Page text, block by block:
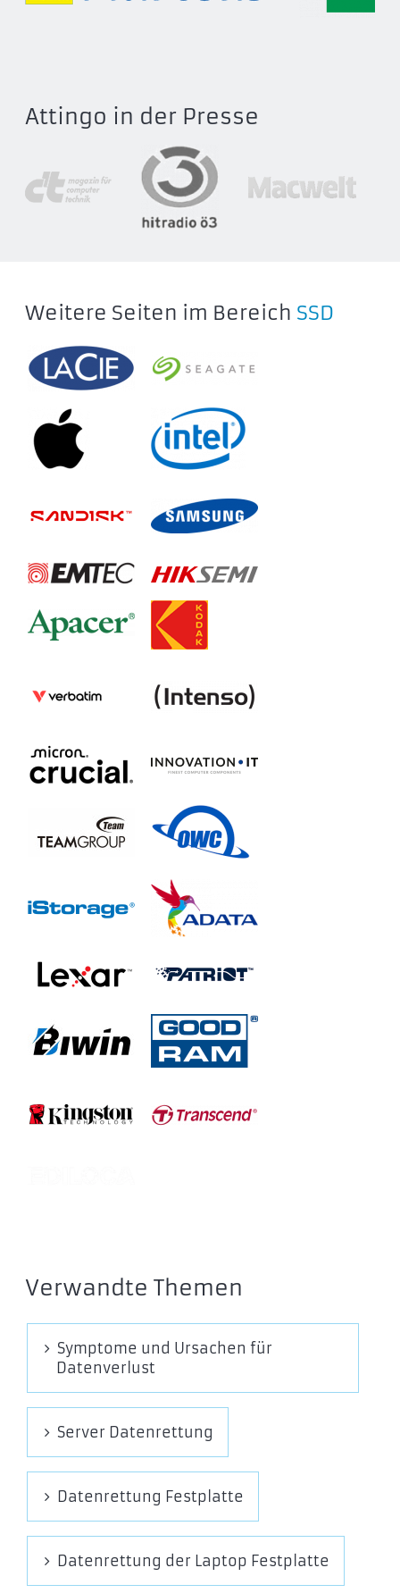
BPD200004TB-RGL
BPD200001TB-RGH
BPD200002TB-RGH
BPD200004TB-RGH
Attingo in der Presse
Weitere Seiten im Bereich SSD
Verwandte Themen
Symptome und Ursachen für
Datenverlust
Server Datenrettung
Datenrettung Festplatte
Datenrettung der Laptop Festplatte